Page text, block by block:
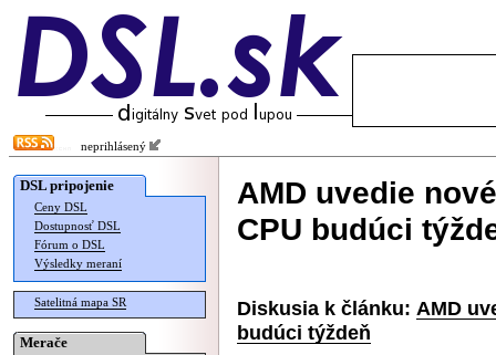
neprihlásený
DSL pripojenie
Ceny DSL
Dostupnosť DSL
Fórum o DSL
Výsledky meraní
Satelitná mapa SR
Merače
AMD uvedie
CPU budúci
Diskusia k článku: AMD
budúci týždeň